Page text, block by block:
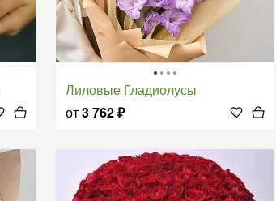
Лиловые Гладиолусы
от3 762₽